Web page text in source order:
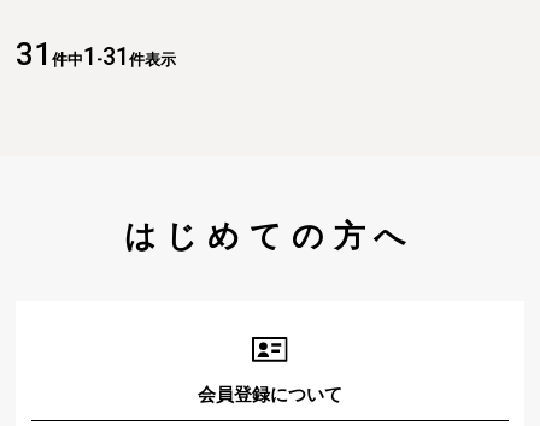
31 件中1 -31 件表示
はじめての方へ
会員登録について